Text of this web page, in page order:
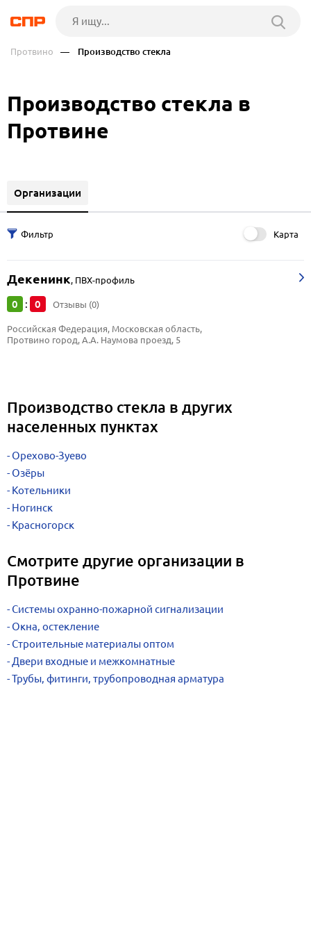
Протвино — Производство стекла
Производство стекла в
Протвине
Организации
Карта
Декенинк, ПВХ-профиль
0 : 0 Отзывы (0)
Российская Федерация, Московская область,
Протвино город, А.А. Наумова проезд, 5
Производство стекла в других
населенных пунктах
Орехово-Зуево
Озёры
Котельники
Ногинск
Красногорск
Смотрите другие организации в
Протвине
Системы охранно-пожарной сигнализации
Окна, остекление
Строительные материалы оптом
Двери входные и межкомнатные
Трубы, фитинги, трубопроводная арматура